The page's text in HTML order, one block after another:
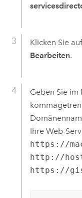
Klicken Sie
Bearbeiten.
Geben Sie im
Ihre Web-
https://
http://
https://